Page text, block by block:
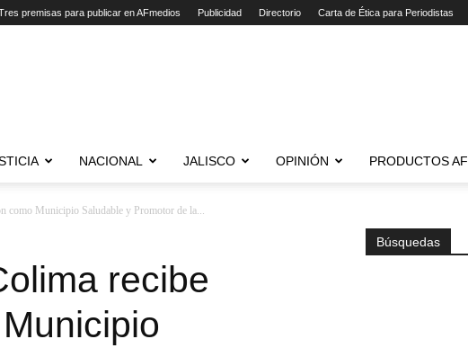
premisas para publicar en AFmedios Publicidad Directorio Carta de Ética para Periodistas
NACIONAL JALISCO OPINIÓN PRODUCTOS AF
como Municipio Saludable y Promotor de la...
recibe
Búsquedas